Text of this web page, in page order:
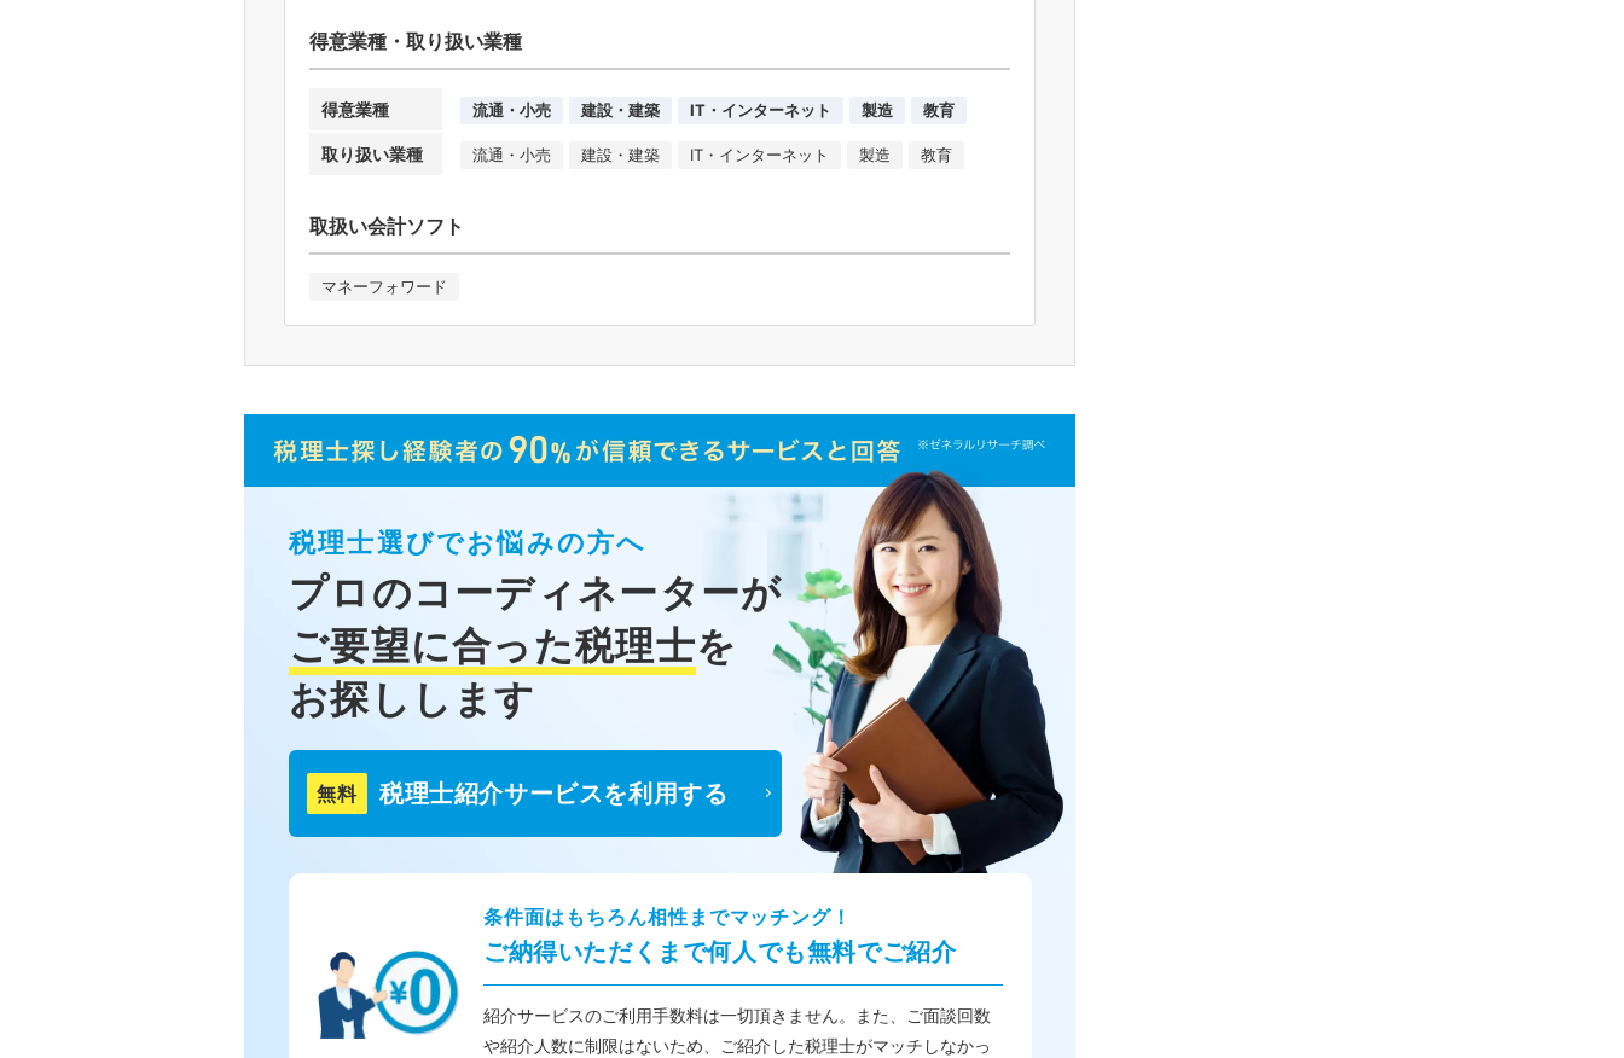
得意業種・取り扱い業種
得意業種 流通・小売 建設・建築 IT・インターネット 製造 教育
取り扱い業種 流通・小売 建設・建築 IT・インターネット 製造 教育
取扱い会計ソフト
マネーフォワード
税理士選びでお悩みの方へ
プロのコーディネーターが
ご要望に合った税理士を
お探しします
無料 税理士紹介サービスを利用する
条件面はもちろん相性までマッチング！
ご納得いただくまで何人でも無料でご紹介
紹介サービスのご利用手数料は一切頂きません。また、ご面談回数
や紹介人数に制限はないため、ご紹介した税理士がマッチしなかっ